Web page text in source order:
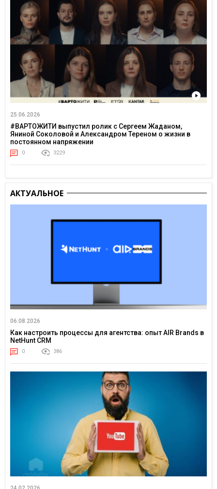
25.06.2026
#ВАРТОЖИТИ выпустил ролик с Сергеем Жаданом,
Яниной Соколовой и Александром Тереном о жизни в
постоянном напряжении
0 3229
АКТУАЛЬНОЕ
06.08.2026
Как настроить процессы для агентства: опыт AIR Brands в
NetHunt CRM
0 386